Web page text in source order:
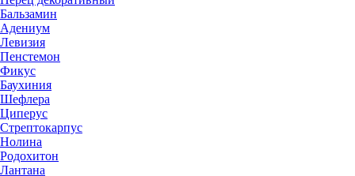
Бальзамин
Адениум
Левизия
Пенстемон
Фикус
Баухиния
Шефлера
Циперус
Стрептокарпус
Нолина
Родохитон
Лантана